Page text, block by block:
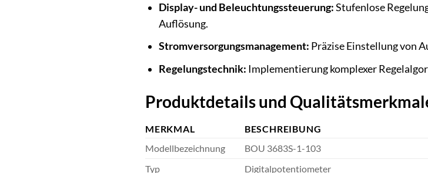
Display- und Beleuchtungssteuerung:Stufenlose
Auflösung.
Stromversorgungsmanagement: Präzise Einstellung von
Regelungstechnik: Implementierung komplexer
Produktdetails und
MERKMAL
BESCHREIBUNG
Modellbezeichnung
BOU 3683S-1-103
Typ
Digitalpotentiometer